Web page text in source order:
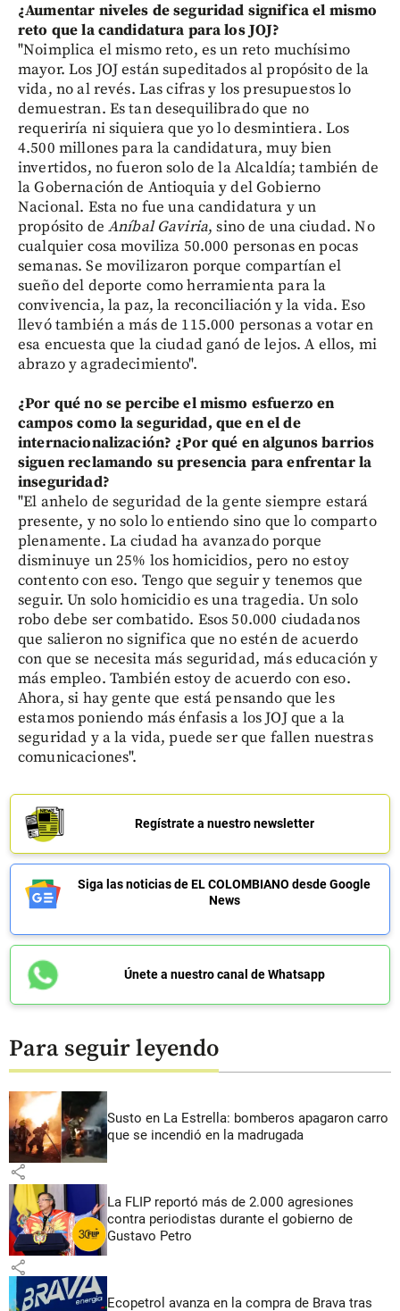
¿Aumentar niveles de seguridad significa el mismo
reto que la candidatura para los JOJ?
"Noimplica el mismo reto, es un reto muchísimo
mayor. Los JOJ están supeditados al propósito de la
vida, no al revés. Las cifras y los presupuestos lo
demuestran. Es tan desequilibrado que no
requeriría ni siquiera que yo lo desmintiera. Los
4.500 millones para la candidatura, muy bien
invertidos, no fueron solo de la Alcaldía; también de
la Gobernación de Antioquia y del Gobierno
Nacional. Esta no fue una candidatura y un
propósito de Aníbal Gaviria, sino de una ciudad. No
cualquier cosa moviliza 50.000 personas en pocas
semanas. Se movilizaron porque compartían el
sueño del deporte como herramienta para la
convivencia, la paz, la reconciliación y la vida. Eso
llevó también a más de 115.000 personas a votar en
esa encuesta que la ciudad ganó de lejos. A ellos, mi
abrazo y agradecimiento".
¿Por qué no se percibe el mismo esfuerzo en
campos como la seguridad, que en el de
internacionalización? ¿Por qué en algunos barrios
siguen reclamando su presencia para enfrentar la
inseguridad?
"El anhelo de seguridad de la gente siempre estará
presente, y no solo lo entiendo sino que lo comparto
plenamente. La ciudad ha avanzado porque
disminuye un 25% los homicidios, pero no estoy
contento con eso. Tengo que seguir y tenemos que
seguir. Un solo homicidio es una tragedia. Un solo
robo debe ser combatido. Esos 50.000 ciudadanos
que salieron no significa que no estén de acuerdo
con que se necesita más seguridad, más educación y
más empleo. También estoy de acuerdo con eso.
Ahora, si hay gente que está pensando que les
estamos poniendo más énfasis a los JOJ que a la
seguridad y a la vida, puede ser que fallen nuestras
comunicaciones".
Regístrate a nuestro newsletter
Siga las noticias de EL COLOMBIANO desde Google
News
Únete a nuestro canal de Whatsapp
Para seguir leyendo
Susto en La Estrella: bomberos apagaron carro
que se incendió en la madrugada
share
La FLIP reportó más de 2.000 agresiones
contra periodistas durante el gobierno de
Gustavo Petro
share
Ecopetrol avanza en la compra de Brava tras